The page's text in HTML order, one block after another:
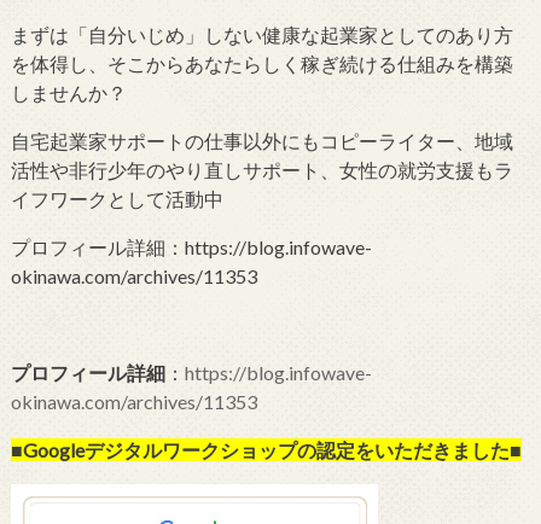
まずは「自分いじめ」しない健康な起業家としてのあり方
を体得し、そこからあなたらしく稼ぎ続ける仕組みを構築
しませんか？
自宅起業家サポートの仕事以外にもコピーライター、地域
活性や非行少年のやり直しサポート、女性の就労支援もラ
イフワークとして活動中
プロフィール詳細：https://blog.infowave-
okinawa.com/archives/11353
プロフィール詳細： https://blog.infowave-
okinawa.com/archives/11353
■Googleデジタルワークショップの認定をいただきました■